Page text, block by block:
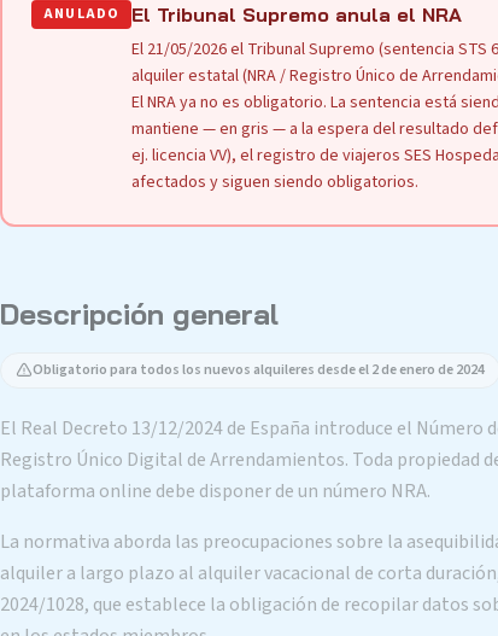
ANULADO
El Tribunal Supremo anula el NRA
El 21/05/2026 el Tribunal Supremo (sentencia
alquiler estatal (NRA / Registro Único de
El NRA ya no es obligatorio. La sentencia está
mantiene — en gris — a la espera del resultado
ej. licencia VV), el registro de viajeros SES
afectados y siguen siendo obligatorios.
Descripción general
Obligatorio para todos los nuevos alquileres desde el 2 de enero de 2024
El Real Decreto 13/12/2024 de España introduce el Número
Registro Único Digital de Arrendamientos. Toda propiedad
plataforma online debe disponer de un número NRA.
La normativa aborda las preocupaciones sobre la
alquiler a largo plazo al alquiler vacacional de corta
2024/1028, que establece la obligación de recopilar datos